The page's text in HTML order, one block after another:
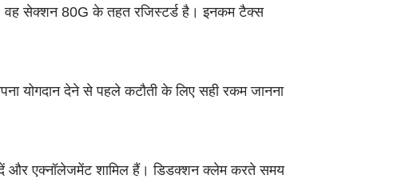
वह सेक्शन 80G के तहत रजिस्टर्ड है। इनकम टैक्स
योगदान देने से पहले कटौती के लिए सही रकम जानना
और एक्नॉलेजमेंट शामिल हैं। डिडक्शन क्लेम करते समय